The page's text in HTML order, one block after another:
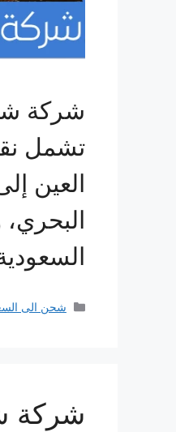
شركة
تشمل
العين
التصنيفات
شحن الى
شركة